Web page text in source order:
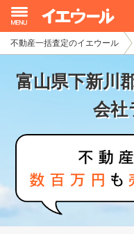
不動産一括査定のイエウール
富山県下新川
会社
イエウール加盟希望の不
初めての方へ
不動産の売却・一括査定
家査定シミュレーター
お問い合わせ